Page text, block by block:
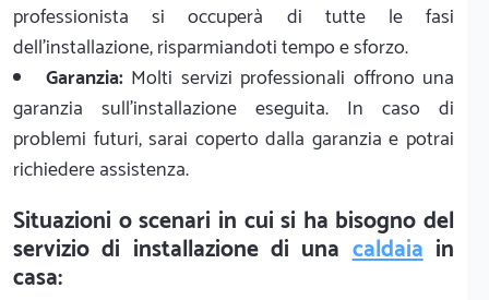
professionista si occuperà di tutte le fasi
dell'installazione, risparmiandoti tempo e sforzo.
Garanzia:Molti servizi professionali offrono una
garanzia sull'installazione eseguita. In caso di
problemi futuri, sarai coperto dalla garanzia e potrai
richiedere assistenza.
Situazioni o scenari in cui si ha bisogno del
servizio di installazione di unacaldaiain
casa: